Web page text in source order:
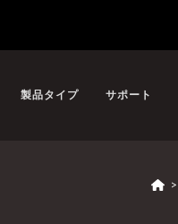
製品タイプ サポート
>